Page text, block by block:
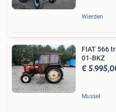
Wierden
FIAT 566 tractor trekker met kentken T-
01-BKZ
€
Mussel